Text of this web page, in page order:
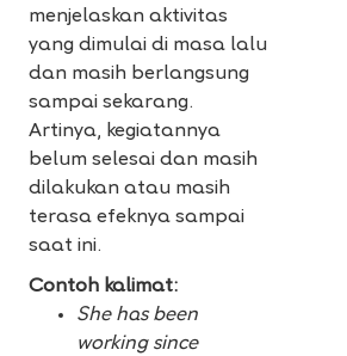
menjelaskan aktivitas
yang dimulai di masa lalu
dan masih berlangsung
sampai sekarang.
Artinya, kegiatannya
belum selesai dan masih
dilakukan atau masih
terasa efeknya sampai
saat ini.
Contoh kalimat:
She has been
working since